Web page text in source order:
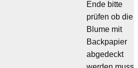
Ende bitte
prüfen ob die
Blume mit
Backpapier
abgedeckt